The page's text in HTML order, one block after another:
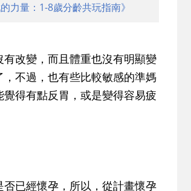
力量：1-8歲分齡共玩指南》
改變，而且體重也沒有明顯變
不過，也有些比較敏感的準媽
得有點反胃，或是變得容易疲
已經懷孕，所以，從計畫懷孕